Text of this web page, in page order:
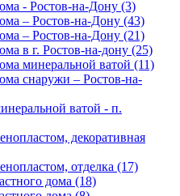
- Ростов-на-Дону (3)
– Ростов-на-Дону (43)
– Ростов-на-Дону (21)
в г. Ростов-на-дону (25)
минеральной ватой (11)
снаружи – Ростов-на-
ватой - п.
декоративная
отделка (17)
дома (18)